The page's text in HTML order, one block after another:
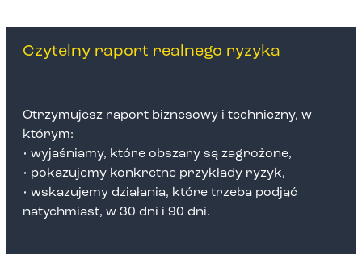
Czytelny raport realnego ryzyka
Otrzymujesz raport biznesowy i techniczny, w
którym:
• wyjaśniamy, które obszary są zagrożone,
• pokazujemy konkretne przykłady ryzyk,
• wskazujemy działania, które trzeba podjąć
natychmiast, w 30 dni i 90 dni.